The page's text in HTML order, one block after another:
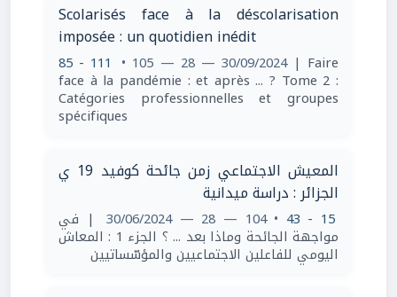
Scolarisés face à la déscolarisation
imposée : un quotidien inédit
85 - 111 • 105 — 28 — 30/09/2024 | Faire
face à la pandémie : et après ... ? Tome 2 :
Catégories professionnelles et groupes
spécifiques
المعيش الاجتماعي زمن جائحة كوفيد 19 ي
الجزائر : دراسة ميدانية
15 - 43
• 104 — 28 — 30/06/2024 | في
مواجهة الجائحة وماذا بعد ... ؟ الجزء 1 : المعاش
اليومي للفاعلين الاجتماعيين والمؤسّساتيين